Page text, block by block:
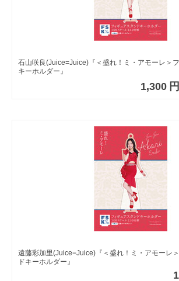
石山咲良(Juice=Juice)『＜盛れ！ミ・アモーレ＞
キーホルダー』
1,300 円
遠藤彩加里(Juice=Juice)『＜盛れ！ミ・アモーレ
ドキーホルダー』